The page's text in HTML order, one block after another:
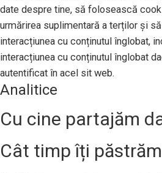
date despre tine, să folosească
urmărirea suplimentară a terților și
interacțiunea cu conținutul înglobat,
interacțiunea cu conținutul înglobat
autentificat în acel sit web.
Analitice
Cu cine partajăm
Cât timp îți